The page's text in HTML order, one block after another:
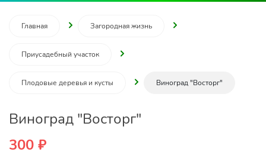
Главная Загородная жизнь
Приусадебный участок
Плодовые деревья и кусты Виноград "Восторг"
Виноград "Восторг"
300 ₽